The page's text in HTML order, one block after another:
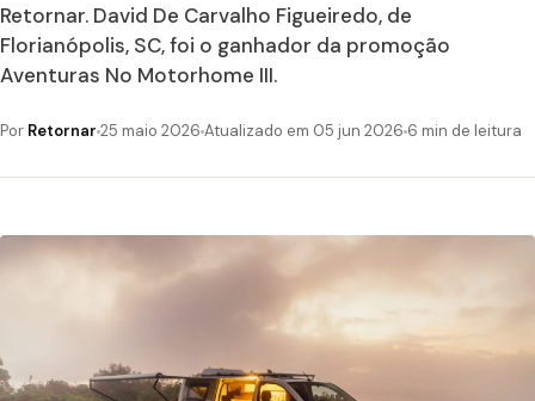
Retornar. David De Carvalho Figueiredo, de
Florianópolis, SC, foi o ganhador da promoção
Aventuras No Motorhome III.
Por Retornar 25 maio 2026 Atualizado em 05 jun 2026 6 min de leitura